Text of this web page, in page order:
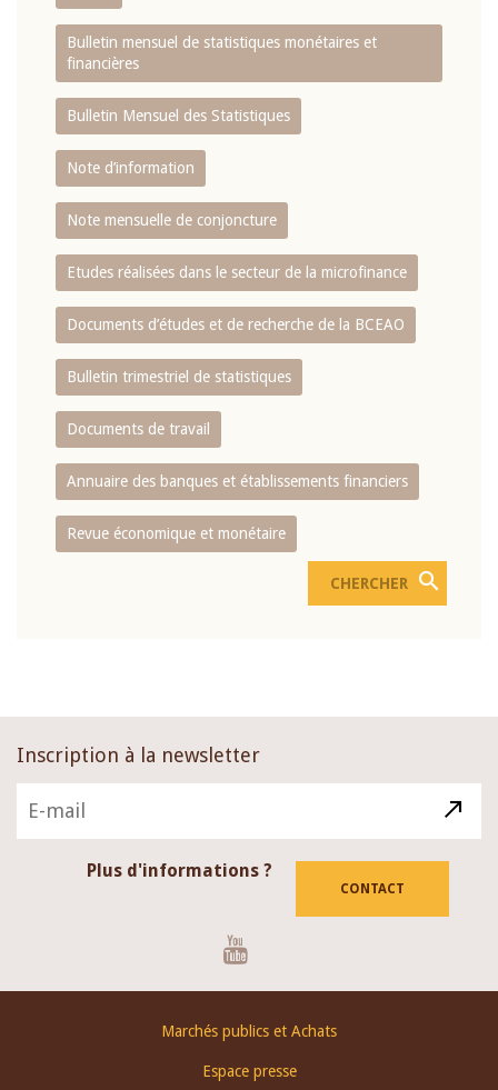
Bulletin mensuel de statistiques monétaires et
financières
Bulletin Mensuel des Statistiques
Note d’information
Note mensuelle de conjoncture
Etudes réalisées dans le secteur de la microfinance
Documents d’études et de recherche de la BCEAO
Bulletin trimestriel de statistiques
Documents de travail
Annuaire des banques et établissements financiers
Revue économique et monétaire
Inscription à la newsletter
Plus d'informations ?
CONTACT
Marchés publics et Achats
Espace presse